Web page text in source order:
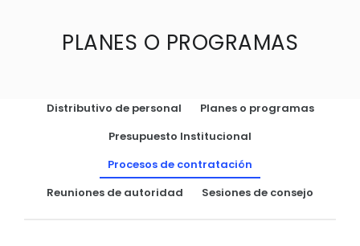
RESEÑA HISTÓRICA
Ubicación
GESTIÓN Y PRESUPUESTO
GESTIÓN INSTITUCIONAL
Sesiones Ordinarias
MECANISMOS DE PARTICIPACIÓN
CIUDADANÍA ACTIVA
PLANES O PROGRAMAS
Distributivo de personal
Planes o programas
Presupuesto Institucional
Procesos de contratación
Reuniones de autoridad
Sesiones de consejo